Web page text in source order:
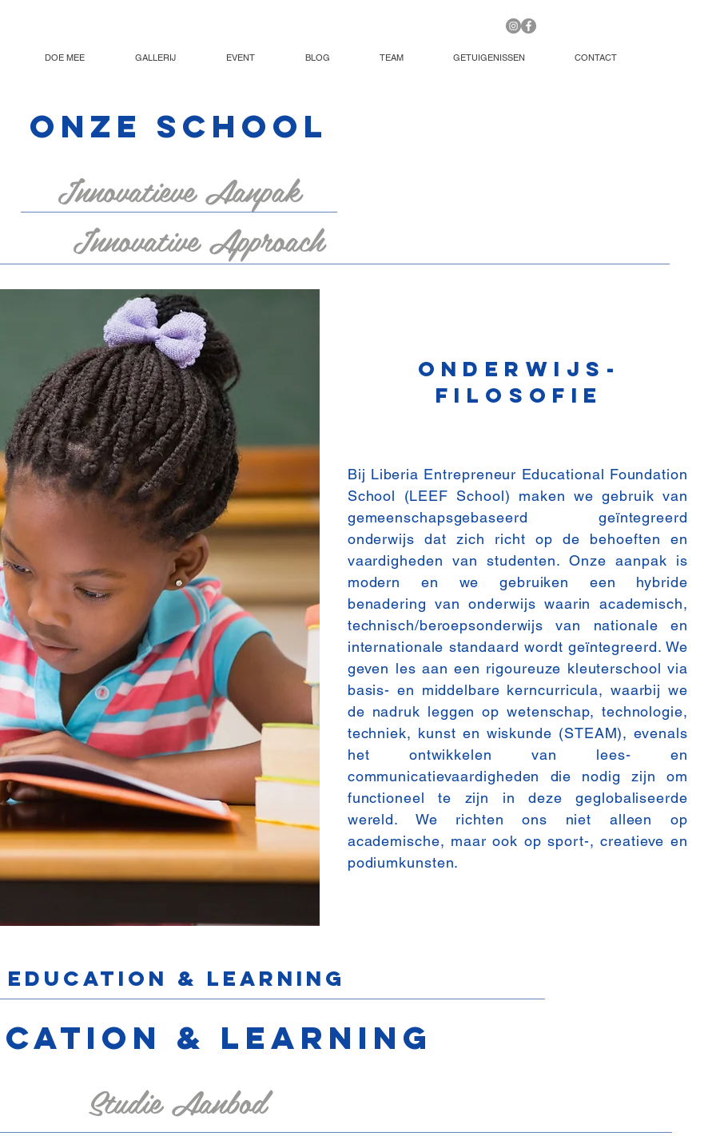
DOE MEE GALLERIJ EVENT BLOG TEAM GETUIGENISSEN CONTACT
ONZE SCHOOL
Innovatieve Aanpak
Innovative Approach
ONDERWIJs-
FILOSOFIE
Bij Liberia Entrepreneur Educational Foundation
School (LEEF School) maken we gebruik van
gemeenschapsgebaseerd geïntegreerd
onderwijs dat zich richt op de behoeften en
vaardigheden van studenten. Onze aanpak is
modern en we gebruiken een hybride
benadering van onderwijs waarin academisch,
technisch/beroepsonderwijs van nationale en
internationale standaard wordt geïntegreerd. We
geven les aan een rigoureuze kleuterschool via
basis- en middelbare kerncurricula, waarbij we
de nadruk leggen op wetenschap, technologie,
techniek, kunst en wiskunde (STEAM), evenals
het ontwikkelen van lees- en
communicatievaardigheden die nodig zijn om
functioneel te zijn in deze geglobaliseerde
wereld. We richten ons niet alleen op
academische, maar ook op sport-, creatieve en
podiumkunsten.
Education & learning​
& learning
Studie Aanbod